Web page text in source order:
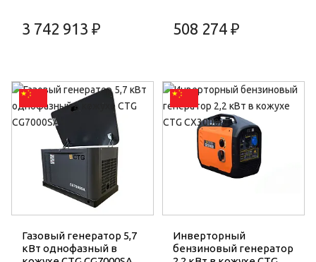
3 742 913 ₽ 508 274 ₽
Газовый генератор 5,7
кВт однофазный в
Инверторный
бензиновый генератор